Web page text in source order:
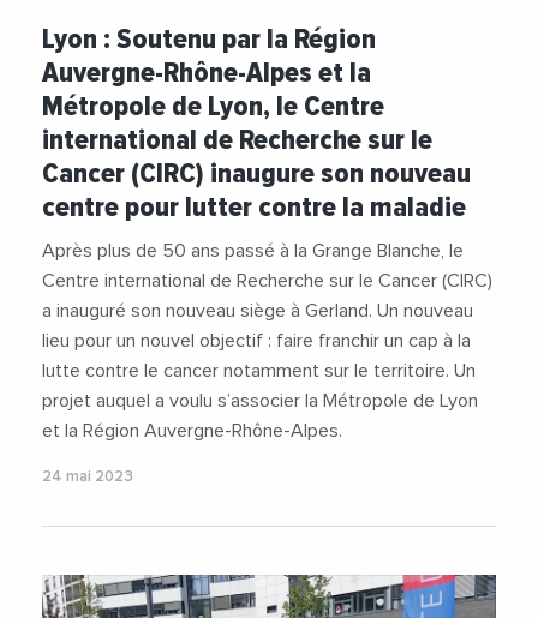
#Financement
#GregoryDoucet
#LaurentWauquiez
#MetropoleDeLyon
#RechercheMedicale
#RegionAuvergneRhoneAlpes
#Sante
#VilleDeLyon
Lyon : Soutenu par la Région
Auvergne-Rhône-Alpes et la
Métropole de Lyon, le Centre
international de Recherche sur le
Cancer (CIRC) inaugure son nouveau
centre pour lutter contre la maladie
Après plus de 50 ans passé à la Grange Blanche, le
Centre international de Recherche sur le Cancer (CIRC)
a inauguré son nouveau siège à Gerland. Un nouveau
lieu pour un nouvel objectif : faire franchir un cap à la
lutte contre le cancer notamment sur le territoire. Un
projet auquel a voulu s’associer la Métropole de Lyon
et la Région Auvergne-Rhône-Alpes.
24 mai 2023